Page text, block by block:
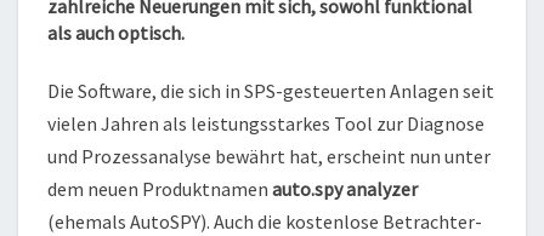
zahlreiche Neuerungen mit sich, sowohl funktional
als auch optisch.
Die Software, die sich in SPS-gesteuerten Anlagen seit
vielen Jahren als leistungsstarkes Tool zur Diagnose
und Prozessanalyse bewährt hat, erscheint nun unter
dem neuen Produktnamen auto.spy analyzer
(ehemals AutoSPY). Auch die kostenlose Betrachter-